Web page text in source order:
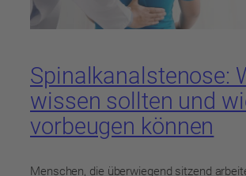
Spinalkanalstenose:
wissen sollten und
vorbeugen können
Menschen, die überwiegend sitzend